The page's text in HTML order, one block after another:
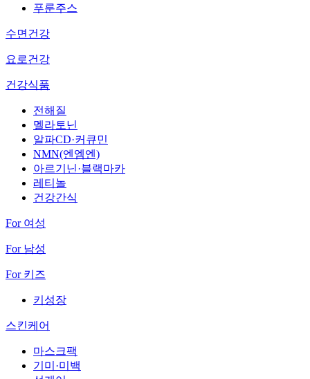
푸룬주스
수면건강
요로건강
건강식품
전해질
멜라토닌
알파CD·커큐민
NMN(엔엠엔)
아르기닌·블랙마카
레티놀
건강간식
For 여성
For 남성
For 키즈
키성장
스킨케어
마스크팩
기미·미백